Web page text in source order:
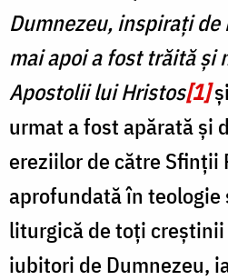
Dumnezeu, inspirați
mai apoi a fost trăită și
Apostolii lui Hristos[1]
urmat a fost apărată și
ereziilor de către Sfinții
aprofundată în
liturgică de toți
iubitori de Dumnezeu,